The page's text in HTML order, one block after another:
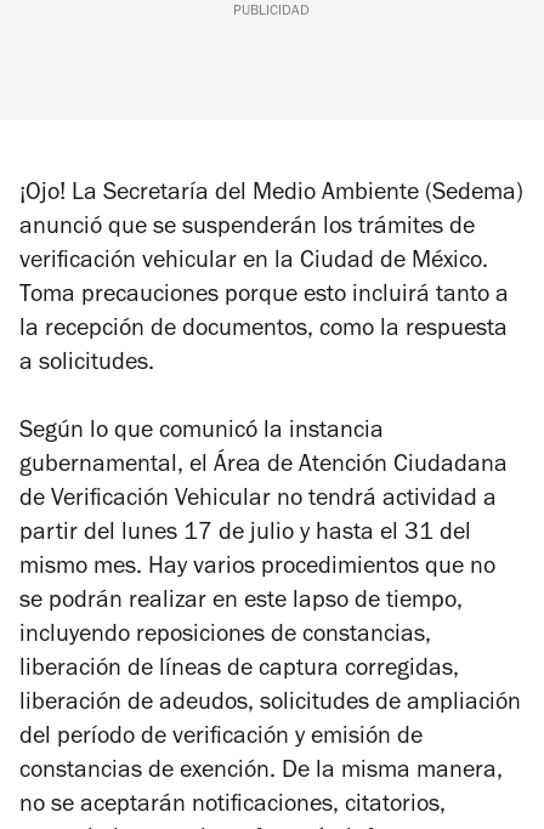
PUBLICIDAD
¡Ojo! La Secretaría del Medio Ambiente (Sedema)
anunció que se suspenderán los trámites de
verificación vehicular en la Ciudad de México.
Toma precauciones porque esto incluirá tanto a
la recepción de documentos, como la respuesta
a solicitudes.
Según lo que comunicó la instancia
gubernamental, el Área de Atención Ciudadana
de Verificación Vehicular no tendrá actividad a
partir del lunes 17 de julio y hasta el 31 del
mismo mes. Hay varios procedimientos que no
se podrán realizar en este lapso de tiempo,
incluyendo reposiciones de constancias,
liberación de líneas de captura corregidas,
liberación de adeudos, solicitudes de ampliación
del período de verificación y emisión de
constancias de exención. De la misma manera,
no se aceptarán notificaciones, citatorios,